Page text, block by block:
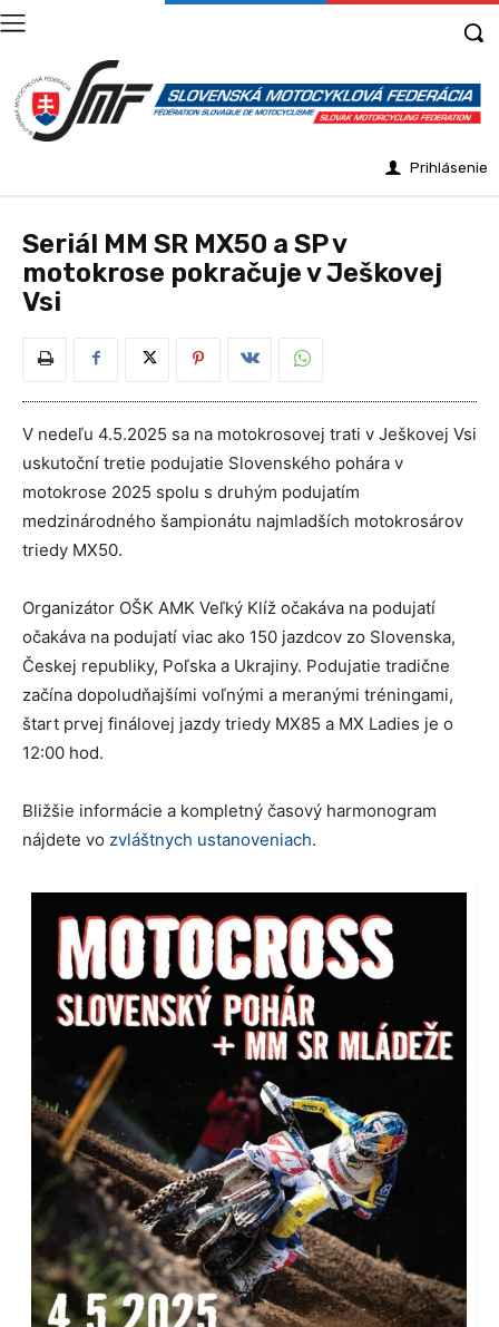
Prihlásenie
Seriál MM SR MX50 a SP v
motokrose pokračuje v Ješkovej
Vsi
V nedeľu 4.5.2025 sa na motokrosovej trati v Ješkovej Vsi
uskutoční tretie podujatie Slovenského pohára v
motokrose 2025 spolu s druhým podujatím
medzinárodného šampionátu najmladších motokrosárov
triedy MX50.
Organizátor OŠK AMK Veľký Klíž očakáva na podujatí
očakáva na podujatí viac ako 150 jazdcov zo Slovenska,
Českej republiky, Poľska a Ukrajiny. Podujatie tradične
začína dopoludňajšími voľnými a meranými tréningami,
štart prvej finálovej jazdy triedy MX85 a MX Ladies je o
12:00 hod.
Bližšie informácie a kompletný časový harmonogram
nájdete vo zvláštnych ustanoveniach.